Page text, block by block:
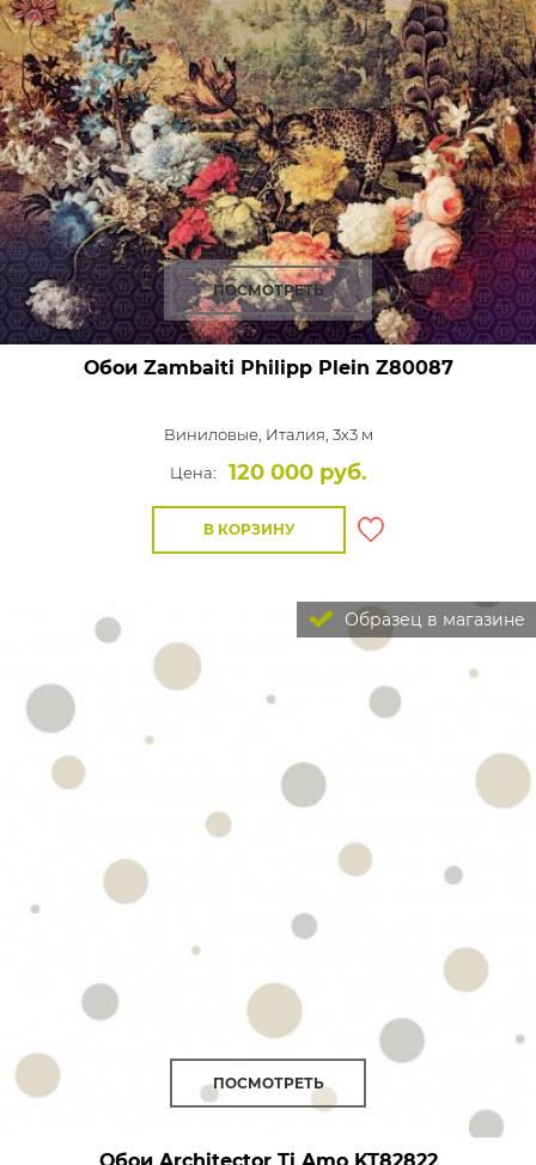
ПОСМОТРЕТЬ
Обои Zambaiti Philipp Plein Z80087
Виниловые, Италия, 3x3 м
Цена:
120 000 руб.
В КОРЗИНУ
Образец в магазине
ПОСМОТРЕТЬ